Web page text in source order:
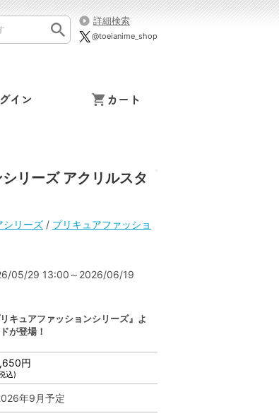
詳細検索
@toeianime_shop
イン カート
リーズ アクリルスタ
シリーズ / プリキュアファッショ
05/29 13:00～2026/06/19
キュアファッションシリーズ』よ
が登場！
円
込)
年9月予定